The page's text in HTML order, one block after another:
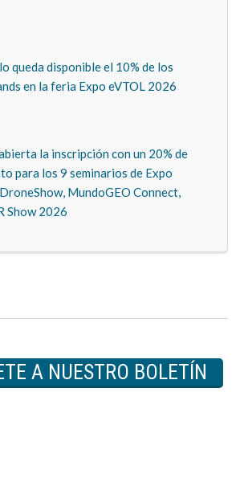
queda disponible el 10% de los
en la feria Expo eVTOL 2026
la inscripción con un 20% de
para los 9 seminarios de Expo
MundoGEO Connect,
Show 2026
A NUESTRO BOLETÍN